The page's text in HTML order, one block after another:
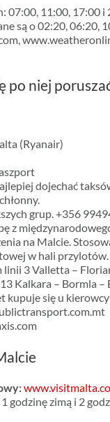
07:00, 11:00, 17:00 i
są o 02:20, 06:20,
po niej
(Ryanair)
dojechać
grup. +356
z
na Malcie.
w hali przylotów.
3 Valletta –
Kalkara – Bormla –
kupuje się u kierowcy
godzinę zimą i 2